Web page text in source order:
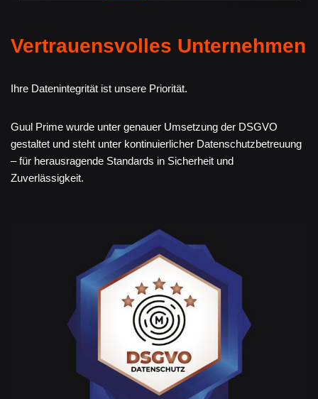
Vertrauensvolles Unternehmen
Ihre Datenintegrität ist unsere Priorität.
Guul Prime wurde unter genauer Umsetzung der DSGVO
gestaltet und steht unter kontinuierlicher Datenschutzbetreuung
– für herausragende Standards in Sicherheit und
Zuverlässigkeit.